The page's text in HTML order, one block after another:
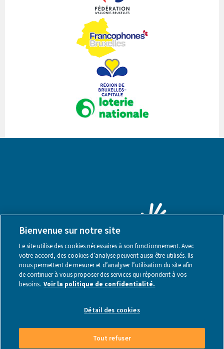
Bienvenue sur notre site
Le site utilise des cookies nécessaires à son fonctionnement. Avec
votre accord, des cookies d’analyse peuvent aussi être utilisés. Ils
nous permettent de mesurer et d’analyser l’utilisation du site afin
de continuer à vous proposer des services qui répondent à vos
besoins. Voir la politique de confidentialité.
Détail des cookies
Tout refuser